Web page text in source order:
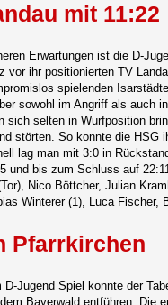
mit 11:22
Erwartungen ist die D-
vor ihr positionierten TV
spielenden
sowohl im Angriff als auch
sich selten in Wurfposition
störten. So konnte die HSG
lag man mit 3:0 in
und bis zum Schluss auf
Nico Böttcher, Julian
Winterer (1), Luca Fischer,
Pfarrkirchen
D-Jugend Spiel konnte der
Bayerwald entführen. Die